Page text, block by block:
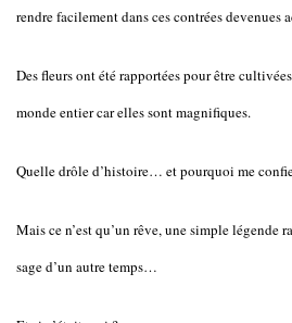
rendre facilement dans ces contrées devenues
Des fleurs ont été rapportées pour être
monde entier car elles sont magnifiques.
Quelle drôle d’histoire… et pourquoi me
Mais ce n’est qu’un rêve, une simple légende
sage d’un autre temps…